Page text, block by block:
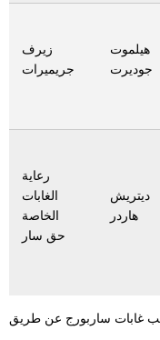
زيرف
جريميرات
هيلموت
جوديرت
رعاية
الغابات
الخاصة
حق سار
ديتريش
هاردر